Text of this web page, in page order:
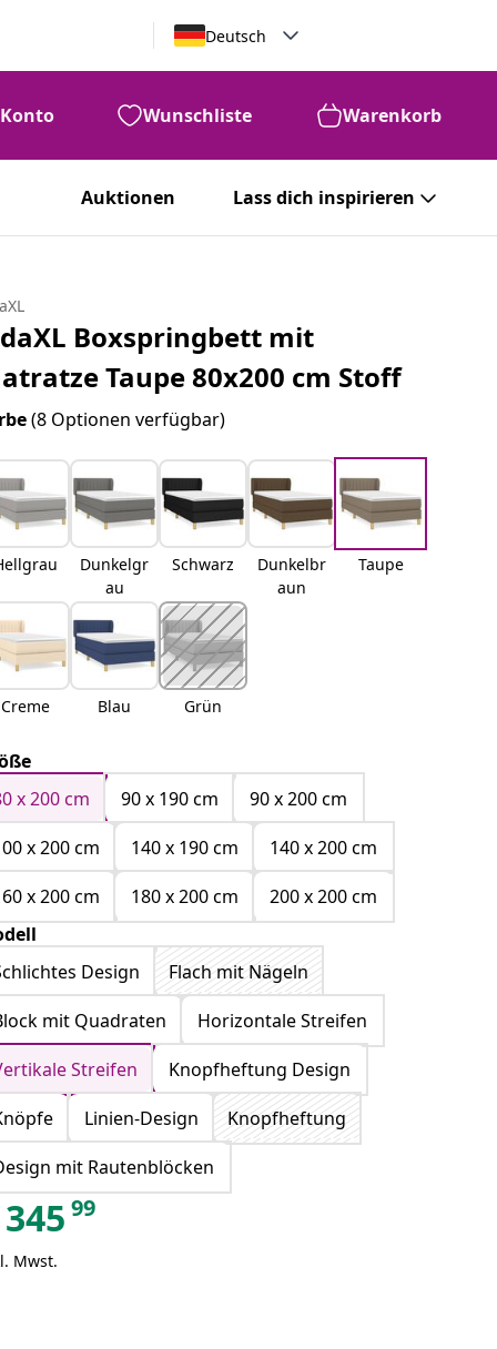
Deutsch
Konto Wunschliste Warenkorb
Auktionen Lass dich inspirieren
Boxspringbett mit
Taupe 80x200 cm Stoff
(8 Optionen verfügbar)
Dunkelgr
au
Schwarz
Dunkelbr
aun
Taupe
Creme Blau Grün
x 200 cm
90 x 190 cm
90 x 200 cm
x 200 cm
140 x 190 cm
140 x 200 cm
x 200 cm
180 x 200 cm
200 x 200 cm
Design
Flach mit Nägeln
mit Quadraten
Horizontale Streifen
Streifen
Knopfheftung Design
Linien-Design
Knopfheftung
mit Rautenblöcken
345 99
Mwst.